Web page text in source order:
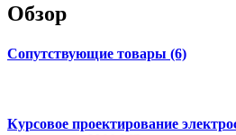
Обзор
Сопутствующие товары (6)
Курсовое проектирование